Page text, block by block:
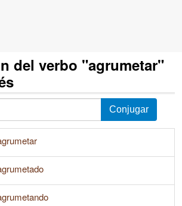
del verbo "agrumetar"